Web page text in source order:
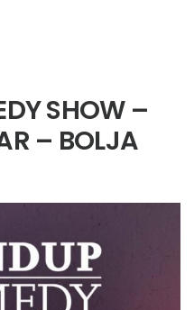
SHOW –
– BOLJA